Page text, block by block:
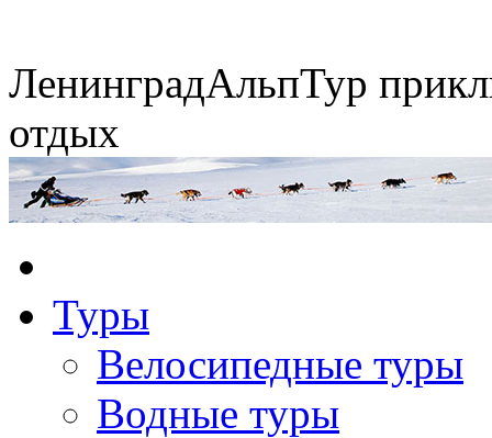
ЛенинградАльпТур
отдых
Туры
Велосипедные туры
Водные туры